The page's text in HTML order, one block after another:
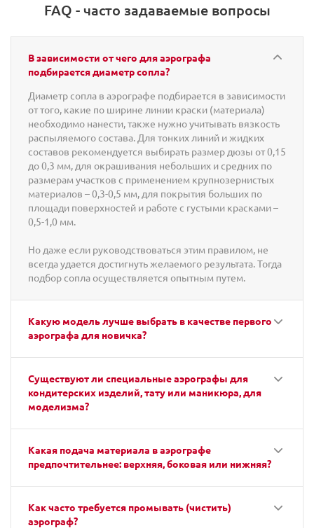
FAQ - часто задаваемые вопросы
В зависимости от чего для аэрографа
подбирается диаметр сопла?
Диаметр сопла в аэрографе подбирается в зависимости
от того, какие по ширине линии краски (материала)
необходимо нанести, также нужно учитывать вязкость
распыляемого состава. Для тонких линий и жидких
составов рекомендуется выбирать размер дюзы от 0,15
до 0,3 мм, для окрашивания небольших и средних по
размерам участков с применением крупнозернистых
материалов – 0,3-0,5 мм, для покрытия больших по
площади поверхностей и работе с густыми красками –
0,5-1,0 мм.
Но даже если руководствоваться этим правилом, не
всегда удается достигнуть желаемого результата. Тогда
подбор сопла осуществляется опытным путем.
Какую модель лучше выбрать в качестве первого
аэрографа для новичка?
Существуют ли специальные аэрографы для
кондитерских изделий, тату или маникюра, для
моделизма?
Какая подача материала в аэрографе
предпочтительнее: верхняя, боковая или нижняя?
Как часто требуется промывать (чистить)
аэрограф?